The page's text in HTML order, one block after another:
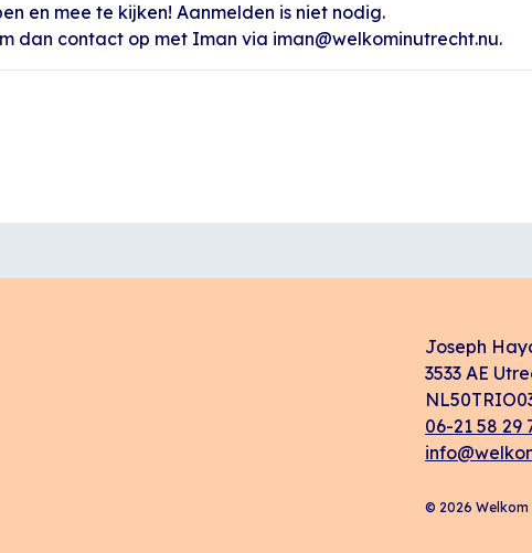
en mee te kijken! Aanmelden is niet nodig.
dan contact op met Iman via iman@welkominutrecht.nu.
Joseph
3533 AE
06-21 58 29
© 2026